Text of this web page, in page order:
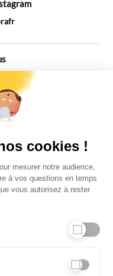
cookies !
mesurer notre audience,
à vos questions en temps
vous autorisez à rester